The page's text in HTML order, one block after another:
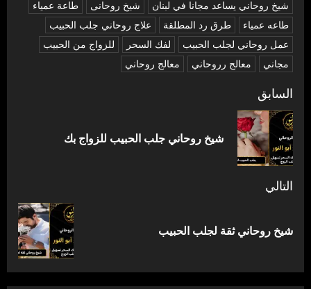
شیخ روحاني يساعد مجانا في لبنان شیخ روحانی
طاعة عمياء
طاعه عمياء
طرق رد المطلقة
علاج روحاني جلب الحبيب
عمل روحاني لجلب الحبيب
لفك السحر
للزواج من الحبيب
مجاني
معالج رروحاني معالج روحاني
تصفّح
المقالات
السابق
شيخ روحاني جلب الحبيب للزواج بك
التالي
المقالة
شيخ روحاني ثقة لجلب الحبيب